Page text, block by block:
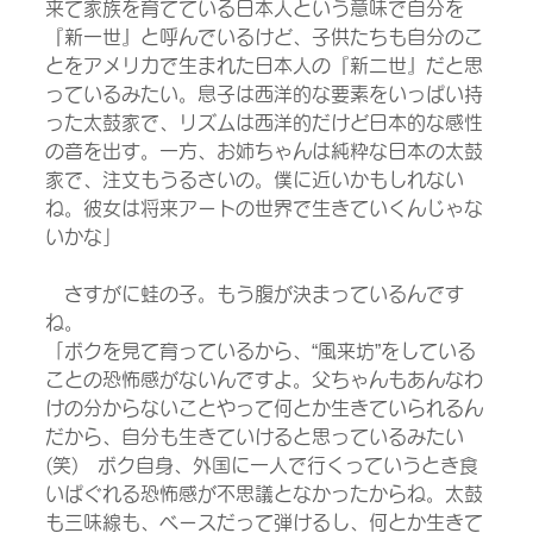
来て家族を育てている日本人という意味で自分を
『新一世』と呼んでいるけど、子供たちも自分のこ
とをアメリカで生まれた日本人の『新二世』だと思
っているみたい。息子は西洋的な要素をいっぱい持
った太鼓家で、リズムは西洋的だけど日本的な感性
の音を出す。一方、お姉ちゃんは純粋な日本の太鼓
家で、注文もうるさいの。僕に近いかもしれない
ね。彼女は将来アートの世界で生きていくんじゃな
いかな」
さすがに蛙の子。もう腹が決まっているんです
ね。
「ボクを見て育っているから、“風来坊”をしている
ことの恐怖感がないんですよ。父ちゃんもあんなわ
けの分からないことやって何とか生きていられるん
だから、自分も生きていけると思っているみたい
(笑)　ボク自身、外国に一人で行くっていうとき食
いぱぐれる恐怖感が不思議となかったからね。太鼓
も三味線も、ベースだって弾けるし、何とか生きて